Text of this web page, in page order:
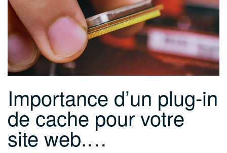
Importance d’un plug-in
de cache pour votre
site web.…